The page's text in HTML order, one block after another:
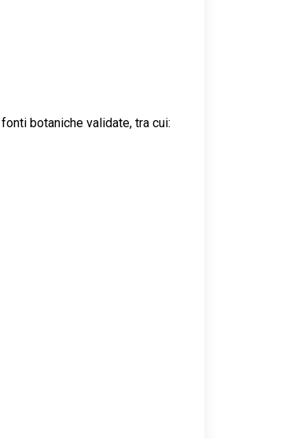
botaniche validate, tra cui: